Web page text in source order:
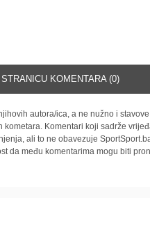
KOMENTARA (0)
autora/ica, a ne nužno i
Komentari koji sadrže
ali to ne obavezuje
da među komentarima mogu biti